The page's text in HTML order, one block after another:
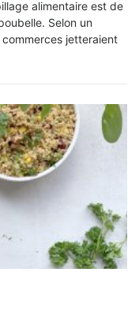
alimentaire est de
Selon un
jetteraient